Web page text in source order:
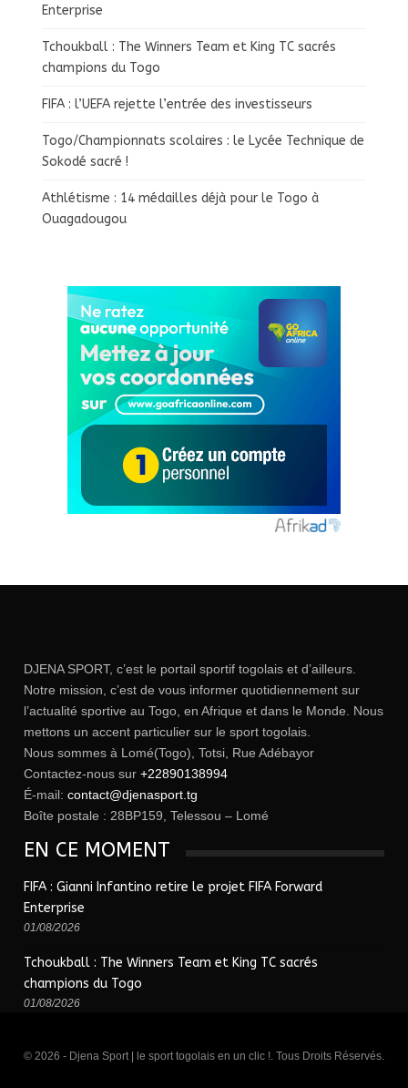
Enterprise
Tchoukball : The Winners Team et King TC sacrés
champions du Togo
FIFA : l’UEFA rejette l’entrée des investisseurs
Togo/Championnats scolaires : le Lycée Technique de
Sokodé sacré !
Athlétisme : 14 médailles déjà pour le Togo à
Ouagadougou
DJENA SPORT, c’est le portail sportif togolais et d’ailleurs.
Notre mission, c’est de vous informer quotidiennement sur
l’actualité sportive au Togo, en Afrique et dans le Monde. Nous
mettons un accent particulier sur le sport togolais.
Nous sommes à Lomé(Togo), Totsi, Rue Adébayor
Contactez-nous sur +22890138994
É-mail: contact@djenasport.tg
Boîte postale : 28BP159, Telessou – Lomé
EN CE MOMENT
FIFA : Gianni Infantino retire le projet FIFA Forward
Enterprise
01/08/2026
Tchoukball : The Winners Team et King TC sacrés
champions du Togo
01/08/2026
© 2026 - Djena Sport | le sport togolais en un clic !. Tous Droits Réservés.